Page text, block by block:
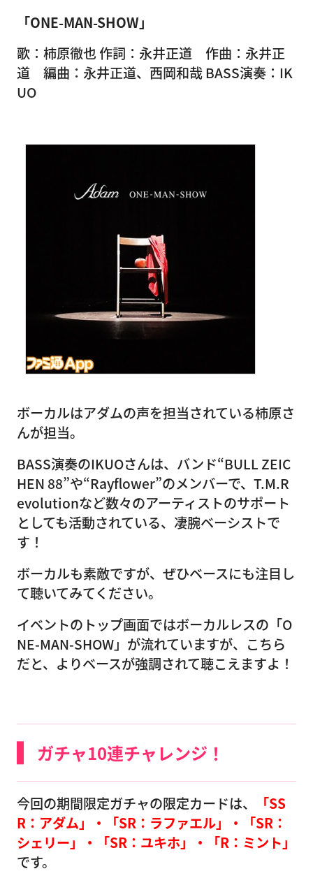
「ONE-MAN-SHOW」
歌：柿原徹也 作詞：永井正道 作曲：永井正
道 編曲：永井正道、西岡和哉 BASS演奏：IK
UO
ボーカルはアダムの声を担当されている柿原さ
んが担当。
BASS演奏のIKUOさんは、バンド“BULL ZEIC
HEN 88”や“Rayflower”のメンバーで、T.M.R
evolutionなど数々のアーティストのサポート
としても活動されている、凄腕ベーシストで
す！
ボーカルも素敵ですが、ぜひベースにも注目し
て聴いてみてください。
イベントのトップ画面ではボーカルレスの「O
NE-MAN-SHOW」が流れていますが、こちら
だと、よりベースが強調されて聴こえますよ！
ガチャ10連チャレンジ！
今回の期間限定ガチャの限定カードは、
「SS
R：アダム」・「SR：ラファエル」・「SR：
シェリー」・「SR：ユキホ」・「R：ミント」
です。